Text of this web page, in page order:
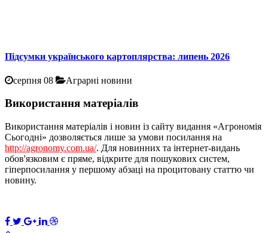
Підсумки українського картоплярства: липень 2026
серпня 08 Аграрні новини
Використання матеріалів
Використання матеріалів і новин із сайту видання «Агрономія
Сьогодні» дозволяється лише за умови посилання на
http://agronomy.com.ua/. Для новинних та інтернет-видань
обов'язковим є пряме, відкрите для пошукових систем,
гіперпосилання у першому абзаці на процитовану статтю чи
новину.